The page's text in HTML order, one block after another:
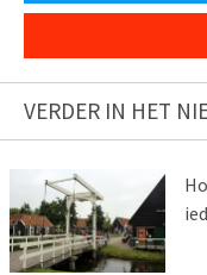
VERDER IN HET